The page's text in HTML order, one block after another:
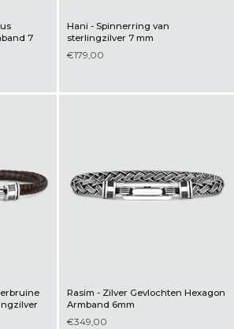
7
Hani - Spinnerring van
sterlingzilver 7 mm
€179,00
Rasim - Zilver Gevlochten Hexagon
Armband 6mm
€349,00